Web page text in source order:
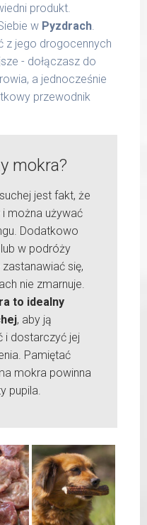
produkt.
w Pyzdrach.
z jego drogocennych
- dołączasz do
a jednocześnie
przewodnik
mokra?
jest fakt, że
i można używać
Dodatkowo
w podróży
się,
nie zmarnuje.
to idealny
, aby ją
i dostarczyć jej
Pamiętać
mokra powinna
pupila.